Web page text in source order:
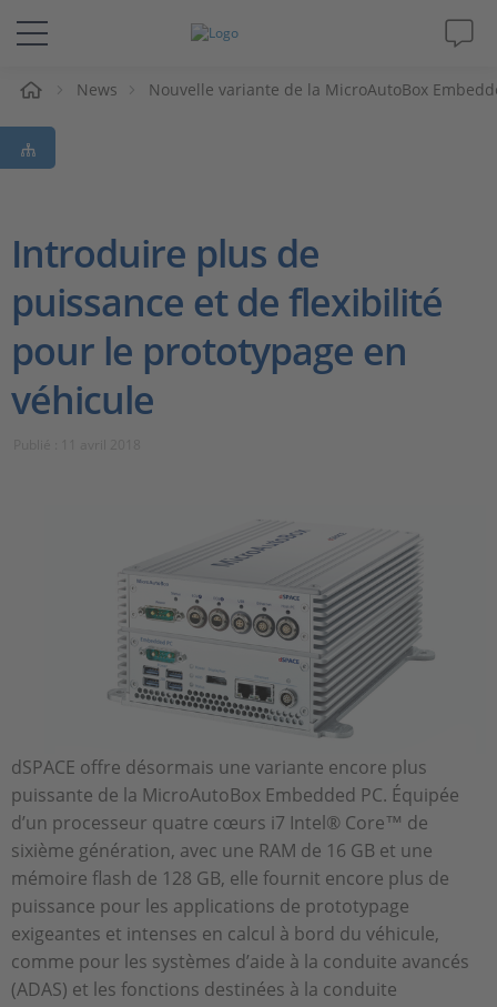
Solutions & Produits
Support
Société
Carrières
News Nouvelle variante de la MicroAutoBox
Introduire plus de
puissance et de flexibilité
pour le prototypage en
véhicule
dSPACE offre désormais une variante encore plus
puissante de la MicroAutoBox Embedded PC. Équipée
d’un processeur quatre cœurs i7 Intel® Core™ de
sixième génération, avec une RAM de 16 GB et une
mémoire flash de 128 GB, elle fournit encore plus de
puissance pour les applications de prototypage
exigeantes et intenses en calcul à bord du véhicule,
comme pour les systèmes d’aide à la conduite avancés
(ADAS) et les fonctions destinées à la conduite